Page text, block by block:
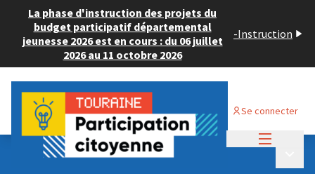
La phase d'instruction des projets du
budget participatif départemental
jeunesse 2026 est en cours : du 06 juillet
2026 au 11 octobre 2026
-Instruction
Se connecter
Budget Participatif JEUNESSE 2024
💡 Consulter les projets déposés